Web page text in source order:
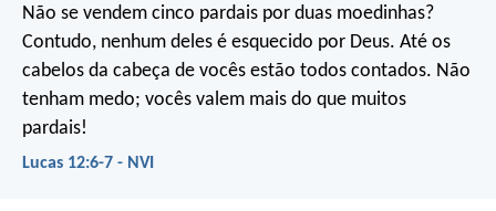
Não se vendem cinco pardais por duas moedinhas?
Contudo, nenhum deles é esquecido por Deus. Até os
cabelos da cabeça de vocês estão todos contados. Não
tenham medo; vocês valem mais do que muitos
pardais!
Lucas 12:6-7 - NVI